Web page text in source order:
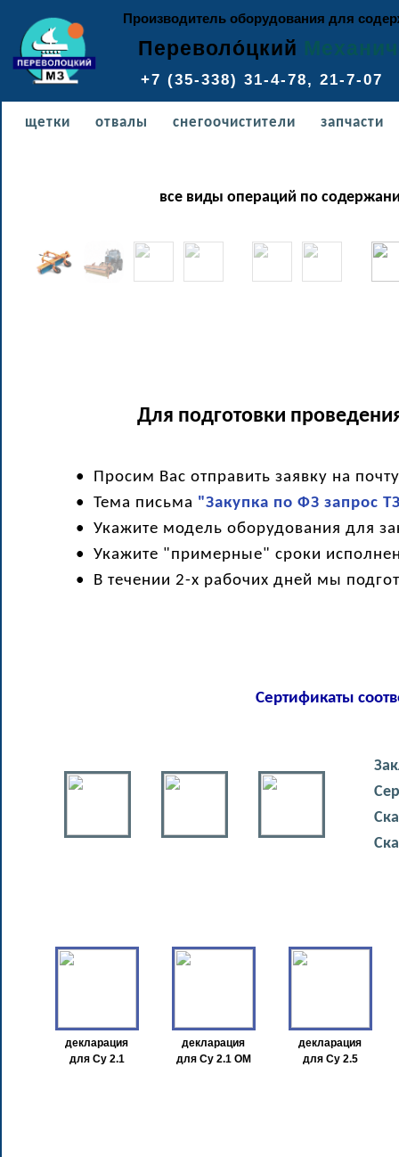
Производитель оборудования для
Переволо́цкий
+7 (35-338) 31-4-78,
щетки отвалы снегоочистители запчасти
все виды операций по
Для подготовки
• Просим Вас отправить заявку на
• Тема письма "Закупка по ФЗ запрос
• Укажите модель оборудования для
• Укажите "примерные" сроки
• В течении 2-х рабочих дней мы
Сертификаты
декларация
для Су 2.1
декларация
для Су 2.1 ОМ
декларация
для Су 2.5